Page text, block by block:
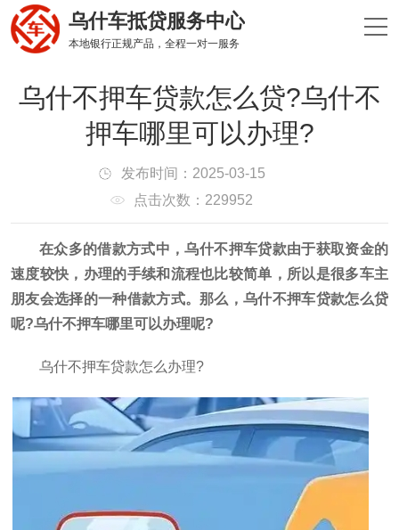
乌什车抵贷服务中心
本地银行正规产品，全程一对一服务
乌什不押车贷款怎么贷?乌什不
押车哪里可以办理?
发布时间：2025-03-15
点击次数：229952
在众多的借款方式中，乌什不押车贷款由于获取资金的
速度较快，办理的手续和流程也比较简单，所以是很多车主
朋友会选择的一种借款方式。那么，乌什不押车贷款怎么贷
呢?乌什不押车哪里可以办理呢?
乌什不押车贷款怎么办理?